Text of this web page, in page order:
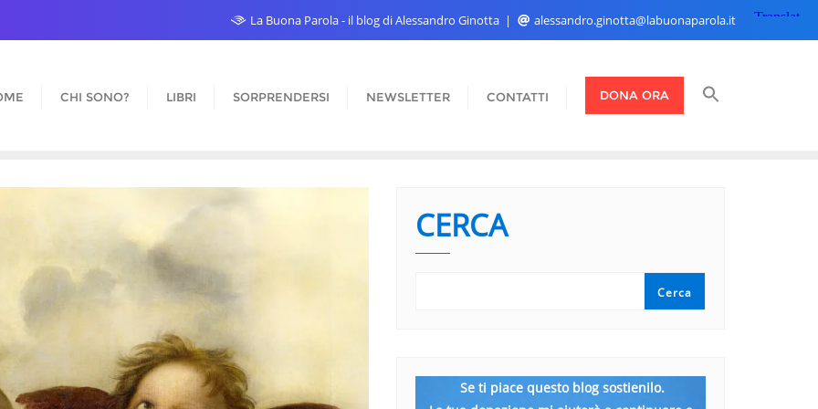
La Buona Parola - il blog di Alessandro Ginotta alessandro.ginotta@labuonaparola.it
CHI SONO? LIBRI SORPRENDERSI NEWSLETTER CONTATTI DONA ORA
CERCA
Cerca
Se ti piace questo blog sostienilo.